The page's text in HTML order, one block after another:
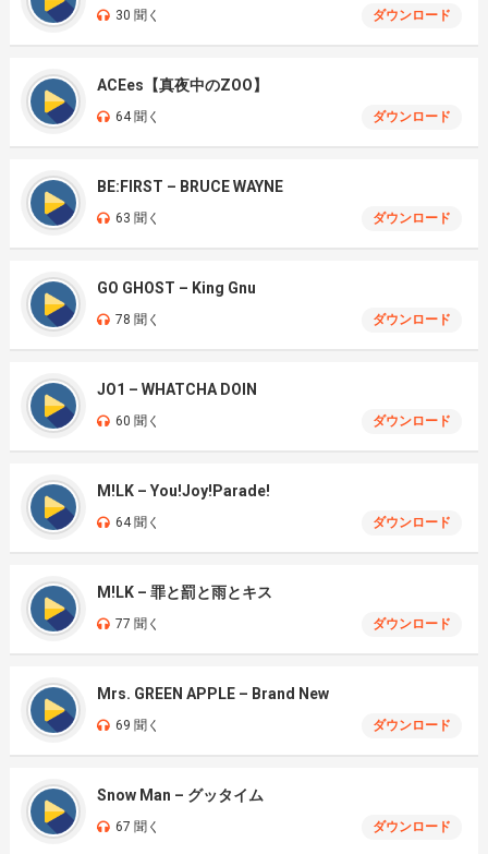
30 聞く ダウンロード
ACEes【真夜中のZOO】
64 聞く ダウンロード
BE:FIRST – BRUCE WAYNE
63 聞く ダウンロード
GO GHOST – King Gnu
78 聞く ダウンロード
JO1 – WHATCHA DOIN
60 聞く ダウンロード
M!LK – You!Joy!Parade!
64 聞く ダウンロード
M!LK – 罪と罰と雨とキス
77 聞く ダウンロード
Mrs. GREEN APPLE – Brand New
69 聞く ダウンロード
Snow Man – グッタイム
67 聞く ダウンロード